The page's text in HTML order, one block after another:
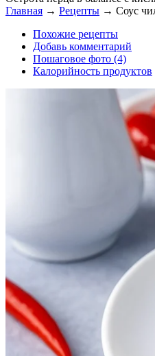
Главная → Рецепты → Соус
Похожие рецепты
Добавь комментарий
Пошаговое фото (4)
Калорийность продуктов